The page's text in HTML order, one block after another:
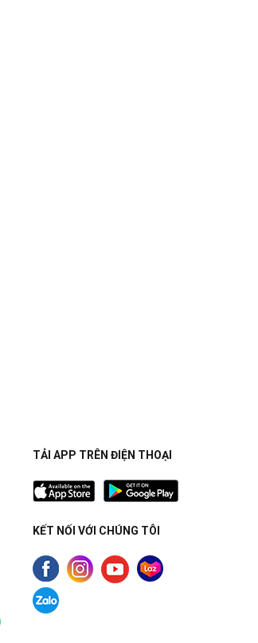
TẢI APP TRÊN ĐIỆN THOẠI
KẾT NỐI VỚI CHÚNG TÔI